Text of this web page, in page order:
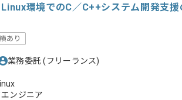
Linux環境でのC／C++システム開発支
あり
業務委託(フリーランス)
ンジニア